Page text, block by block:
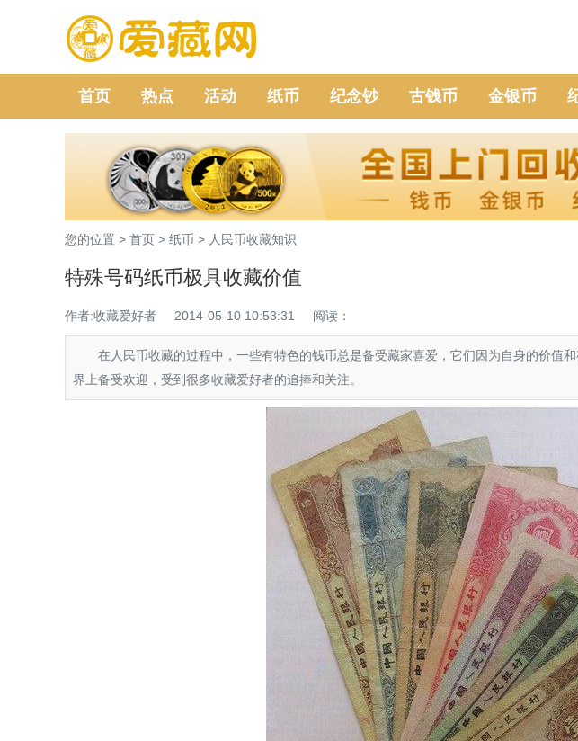
首页 热点 活动 纸币 纪念钞 古钱币 金银币
您的位置 > 首页 > 纸币 > 人民币收藏知识
特殊号码纸币极具收藏价值
作者:收藏爱好者 2014-05-10 10:53:31 阅读：
在人民币收藏的过程中，一些有特色的钱币总是备受藏家喜爱，它们因为自身的价值
界上备受欢迎，受到很多收藏爱好者的追捧和关注。